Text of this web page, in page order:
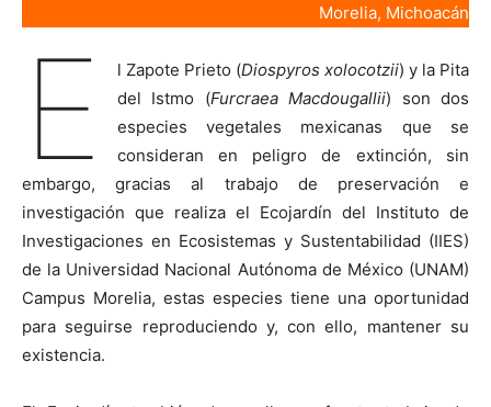
Morelia, Michoacán
E l Zapote Prieto (Diospyros xolocotzii) y la Pita
del Istmo (Furcraea Macdougallii) son dos
especies vegetales mexicanas que se
consideran en peligro de extinción, sin
embargo, gracias al trabajo de preservación e
investigación que realiza el Ecojardín del Instituto de
Investigaciones en Ecosistemas y Sustentabilidad (IIES)
de la Universidad Nacional Autónoma de México (UNAM)
Campus Morelia, estas especies tiene una oportunidad
para seguirse reproduciendo y, con ello, mantener su
existencia.